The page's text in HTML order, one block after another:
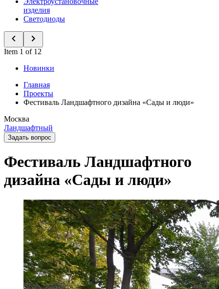
изделия
Светодиоды
Item 1 of 12
Новинки
Главная
Проекты
Фестиваль Ландшафтного дизайна «Сады и люди»
Москва
Ландшафтный
Задать вопрос
Фестиваль Ландшафтного
дизайна «Сады и люди»